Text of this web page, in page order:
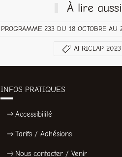
À lire
PROGRAMME 233 DU 18 OCTOBRE AU
AFRICLAP 2023
INFOS PRATIQUES
Accessibilité
Tarifs / Adhésions
Nous contacter / Venir